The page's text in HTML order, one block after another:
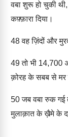
वबा शुरू हो चुकी
कफ़्फ़ारा दिया।
48वह ज़िंदों और
49तो भी 14,700
क़ोरह के सबब से मर
50जब वबा रुक गई
मुलाक़ात के ख़ैमे के